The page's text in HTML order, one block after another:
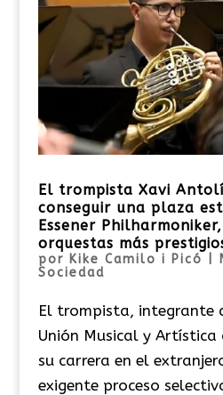
El trompista Xavi
conseguir una plaza
Essener
orquestas más
por Kike Camilo i Picó
Sociedad
El trompista, integrante
Unión Musical y Artística
su carrera en el
exigente proceso